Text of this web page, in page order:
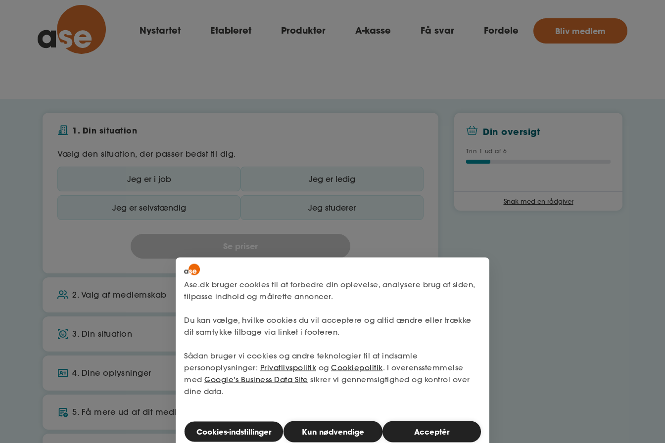
Ase
Nystartet Etableret Produkter A-kasse Få svar Fordele Bliv medlem
1. Din situation
Vælg den situation, der passer bedst til dig.
Jeg er i job Jeg er ledig
Jeg er selvstændig Jeg studerer
Se priser
2. Valg af medlemskab
A-kasse
Økonomisk tryghed, hvis du mister jobbet
Få op til 25.070 kr./md. i dagpenge
3. Din situation
Nej
Arbejder du primært i danmark?
Nej
4. Dine oplysninger
5. Få mere ud af dit medlemskab
Din oversigt
Trin 1 ud af 6
Snak med en rådgiver
Ase.dk bruger cookies til at forbedre din oplevelse, analysere brug af siden,
tilpasse indhold og målrette annoncer.
Du kan vælge, hvilke cookies du vil acceptere og altid ændre eller trække
dit samtykke tilbage via linket i footeren.
Sådan bruger vi cookies og andre teknologier til at indsamle
personoplysninger: Privatlivspolitik og Cookiepolitik. I overensstemmelse
med Google's Business Data Site sikrer vi gennemsigtighed og kontrol over
dine data.
Cookies-indstillinger Kun nødvendige Acceptér